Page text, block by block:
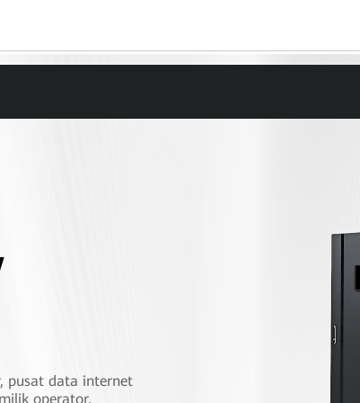
pusat data internet
operator,